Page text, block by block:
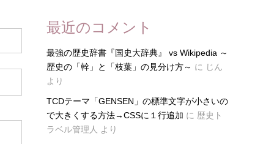
最近のコメント
最強の歴史辞書『国史大辞典』 vs Wikipedia ～
歴史の「幹」と「枝葉」の見分け方～ に じん
より
TCDテーマ「GENSEN」の標準文字が小さいの
で大きくする方法→CSSに１行追加 に 歴史ト
ラベル管理人 より